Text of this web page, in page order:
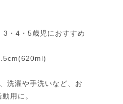
・4・5歳児におすすめ
濯や手洗いなど、お
用に。